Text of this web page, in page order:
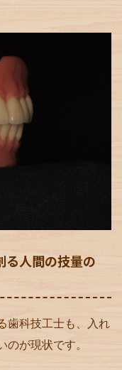
る人間の技量の
歯科技工士も、入れ
が現状です。